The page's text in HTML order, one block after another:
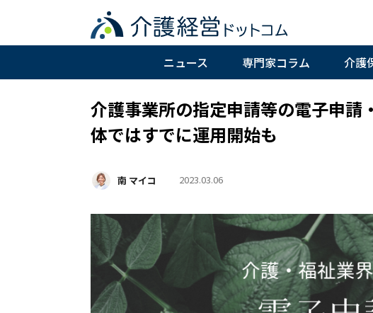
ニュース 専門家コラム 介護
介護事業所の指定申請等の電子申請
体ではすでに運用開始も
南 マイコ 2023.03.06